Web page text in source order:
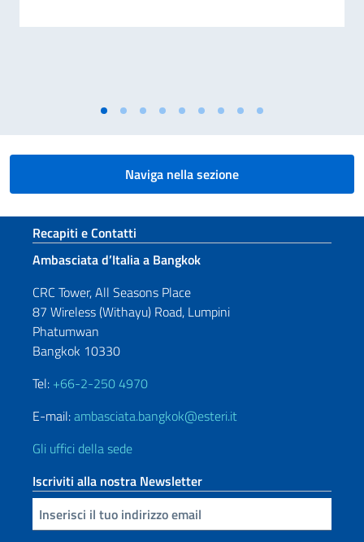
Naviga nella sezione
Sezione footer
Recapiti e Contatti
Ambasciata d’Italia a Bangkok
CRC Tower, All Seasons Place
87 Wireless (Withayu) Road, Lumpini
Phatumwan
Bangkok 10330
Tel: +66-2-250 4970
E-mail:ambasciata.bangkok@esteri.it
Gli uffici della sede
Iscriviti alla nostra Newsletter
Inserisci la tua email